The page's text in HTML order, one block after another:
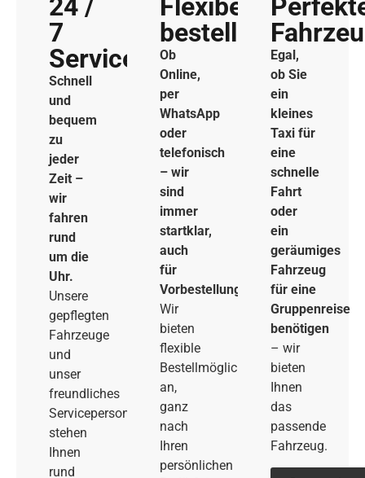
24 /
7
Service
Schnell
und
bequem
zu
jeder
Zeit –
wir
fahren
rund
um die
Uhr.
Unsere
gepflegten
Fahrzeuge
und
unser
freundliches
Servicepersonal
stehen
Ihnen
rund
Flexibel
bestellen
Ob
Online,
per
WhatsApp
oder
telefonisch
– wir
sind
immer
startklar,
auch
für
Vorbestellungen.
Wir
bieten
flexible
Bestellmöglichkeiten
an,
ganz
nach
Ihren
persönlichen
Egal,
ob Sie
ein
kleines
Taxi für
eine
schnelle
Fahrt
oder
ein
geräumiges
Fahrzeug
für eine
Gruppenreise
benötigen
– wir
bieten
Ihnen
das
passende
Fahrzeug.